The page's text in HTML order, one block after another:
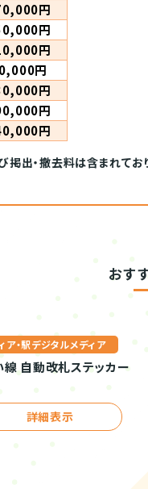
円
円
円
円
円
円
円
出・撤去料は含まれてお
おす
ア・駅デジタルメディア
線 自動改札ステッカー
詳細表示